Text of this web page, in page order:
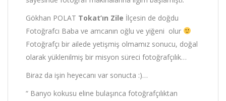
Gökhan POLAT Tokat’ın Zile İlçesin de doğdu
Fotoğrafcı Baba ve amcanın oğlu ve yiğeni olur
Fotoğrafçı bir ailede yetişmiş olmamız sonucu, doğal
olarak yüklenilmiş bir misyon süreci fotoğrafçılık…
Biraz da işin heyecanı var sonucta :)…
“ Banyo kokusu eline bulaşınca fotoğrafçılıktan